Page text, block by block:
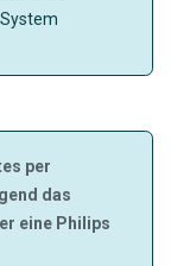
per
das
eine Philips